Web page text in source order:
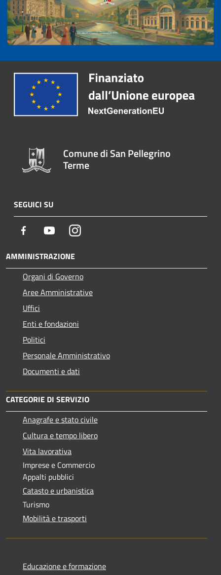
Comune di San Pellegrino
Terme
SEGUICI SU
Facebook YoutubeInstagram
AMMINISTRAZIONE
Organi di Governo
Aree Amministrative
Uffici
Enti e fondazioni
Politici
Personale Amministrativo
Documenti e dati
CATEGORIE DI SERVIZIO
Anagrafe e stato civile
Cultura e tempo libero
Vita lavorativa
Imprese e Commercio
Appalti pubblici
Catasto e urbanistica
Turismo
Mobilità e trasporti
Educazione e formazione